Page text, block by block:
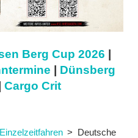
Berg Cup 2026 |
| Dünsberg
Cargo Crit
Einzelzeitfahren
Deutsche